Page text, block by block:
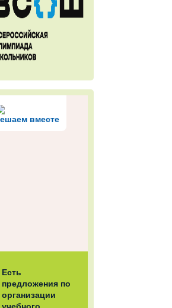
вместе
Есть
предложения по
организации
учебного